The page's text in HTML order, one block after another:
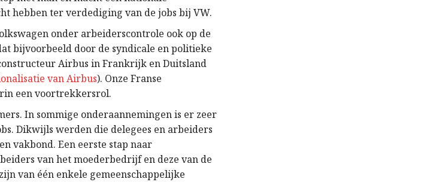
hebben ter verdediging van de jobs bij VW.
onder arbeiderscontrole ook op de
bijvoorbeeld door de syndicale en politieke
Airbus in Frankrijk en Duitsland
van Airbus). Onze Franse
een voortrekkersrol.
In sommige onderaannemingen is er zeer
Dikwijls werden die delegees en arbeiders
vakbond. Een eerste stap naar
van het moederbedrijf en deze van de
van één enkele gemeenschappelijke